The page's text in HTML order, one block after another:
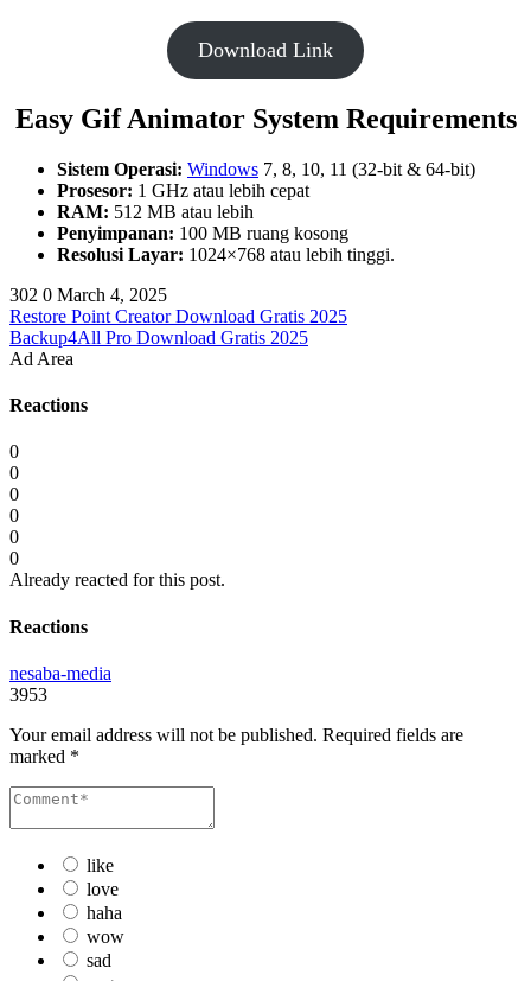
Download Link
Easy Gif Animator System Requirements
Sistem Operasi: Windows 7, 8, 10, 11 (32-bit & 64-bit)
Prosesor: 1 GHz atau lebih cepat
RAM: 512 MB atau lebih
Penyimpanan: 100 MB ruang kosong
Resolusi Layar: 1024×768 atau lebih tinggi.
302 0 March 4, 2025
Restore Point Creator Download Gratis 2025
Backup4All Pro Download Gratis 2025
Ad Area
Reactions
0
0
0
0
0
0
Already reacted for this post.
Reactions
nesaba-media
3953
Your email address will not be published. Required fields are
marked *
like
love
haha
wow
sad